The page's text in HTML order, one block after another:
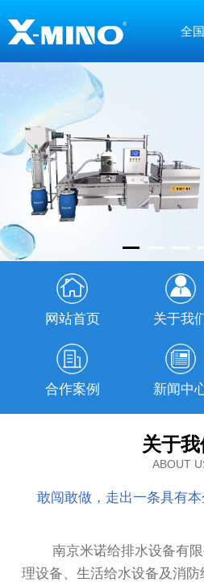
全
网站首页 关于我
合作案例 新闻中
关于我
ABOUT
敢闯敢做，走出一条具有
南京米诺给排水设备有
理设备、生活给水设备及消防